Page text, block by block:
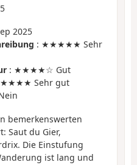
5
2025
: ★★★★★ Sehr
: ★★★★☆ Gut
Sehr gut
bemerkenswerten
Saut du Gier,
Die Einstufung
ist lang und